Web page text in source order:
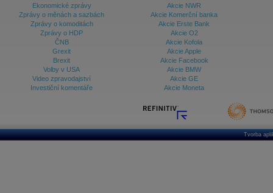
Ekonomické zprávy
Zprávy o měnách a sazbách
Zprávy o komoditách
Zprávy o HDP
ČNB
Grexit
Brexit
Volby v USA
Video zpravodajství
Investiční komentáře
Akcie NWR
Akcie Komerční banka
Akcie Erste Bank
Akcie O2
Akcie Kofola
Akcie Apple
Akcie Facebook
Akcie BMW
Akcie GE
Akcie Moneta
Tvorba